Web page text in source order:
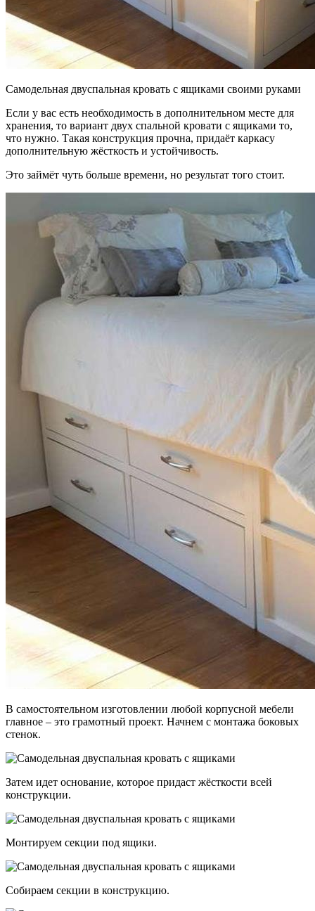
Самодельная двуспальная кровать с ящиками своими руками
Если у вас есть необходимость в дополнительном месте для
хранения, то вариант двух спальной кровати с ящиками то,
что нужно. Такая конструкция прочна, придаёт каркасу
дополнительную жёсткость и устойчивость.
Это займёт чуть больше времени, но результат того стоит.
В самостоятельном изготовлении любой корпусной мебели
главное – это грамотный проект. Начнем с монтажа боковых
стенок.
Затем идет основание, которое придаст жёсткости всей
конструкции.
Монтируем секции под ящики.
Собираем секции в конструкцию.